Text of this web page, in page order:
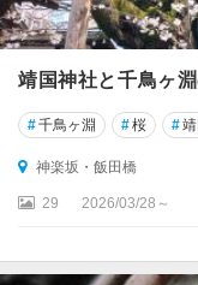
宿
・
田
馬
場
・
ツ
靖国神社と千鳥ヶ淵
#千鳥ヶ淵 #桜 #
神楽坂・飯田橋
29 2026/03/28～